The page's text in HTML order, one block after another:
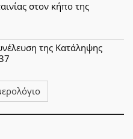
στον κήπο της
της Κατάληψης